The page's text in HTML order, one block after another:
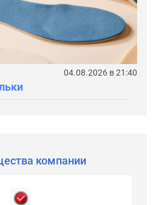
04.08.2026 в 21:40
компании